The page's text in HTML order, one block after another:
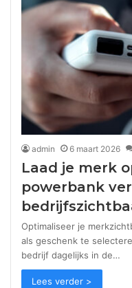
admin 6 maart 2026
Laad je merk
powerbank
Optimaliseer je
als geschenk te
bedrijf dagelijks in de…
Lees verder >